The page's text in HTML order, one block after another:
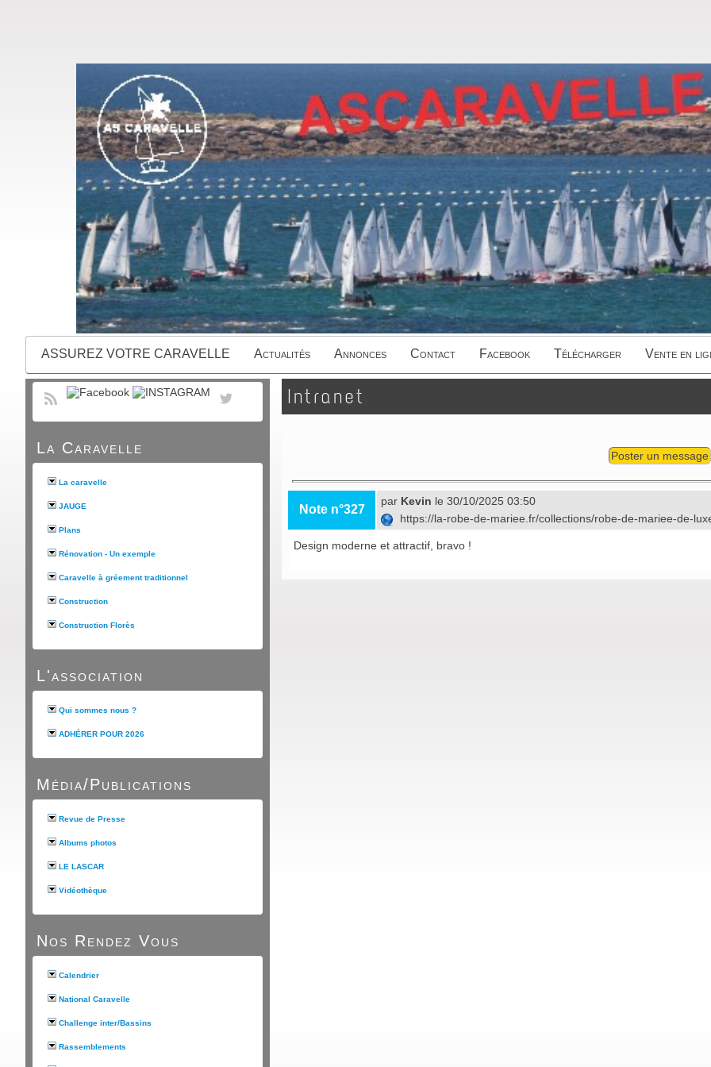
ASSUREZ VOTRE CARAVELLE Actualités Annonces Contact Facebook Télécharger Vente en
La Caravelle
La caravelle
JAUGE
Plans
Rénovation - Un exemple
Caravelle à gréement traditionnel
Construction
Construction Florès
L'association
Qui sommes nous ?
ADHÉRER POUR 2026
Média/Publications
Revue de Presse
Albums photos
LE LASCAR
Vidéothèque
Nos Rendez Vous
Calendrier
National Caravelle
Challenge inter/Bassins
Rassemblements
Intranet
Poster un message
Note n°327
par Kevin le 30/10/2025 03:50
https://la-robe-de-mariee.fr/collections/robe-de-mariee-de-
Design moderne et attractif, bravo !